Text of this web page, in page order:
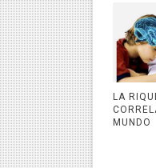
LA
MUNDO